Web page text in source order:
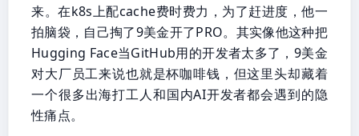
来。在k8s上配cache费时费力，为了赶进度，他一
拍脑袋，自己掏了9美金开了PRO。其实像他这种把
Hugging Face当GitHub用的开发者太多了，9美金
对大厂员工来说也就是杯咖啡钱，但这里头却藏着
一个很多出海打工人和国内AI开发者都会遇到的隐
性痛点。